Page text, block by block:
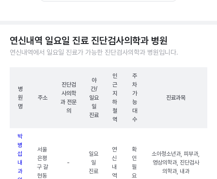
연신내역 일요일 진료 진단검사의학과 병원
연신내역에서 일요일 진료가 가능한 진단검사의학과 병원입니다.
병
원
명
주소
진단검
사의학
과 전문
의
야
간/
일요
일
진료
인
근
지
하
철
역
주
차
가
능
대
수
진료과목
박
병
섭
내
과
서울
은평
구 갈
현동
-
일요
일
진료
연
신
내
역
확
인
필
요
소아청소년과, 피부과,
영상의학과, 진단검사
의학과, 내과